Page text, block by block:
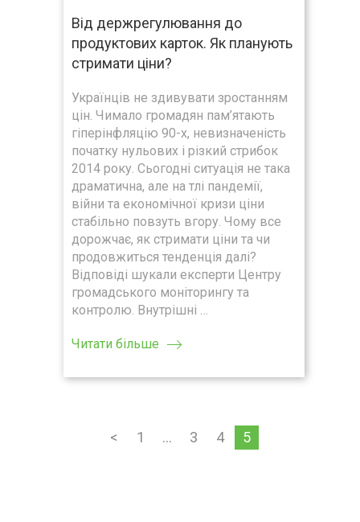
Від держрегулювання до
продуктових карток. Як планують
стримати ціни?
Українців не здивувати зростанням
цін. Чимало громадян пам’ятають
гіперінфляцію 90-х, невизначеність
початку нульових і різкий стрибок
2014 року. Сьогодні ситуація не така
драматична, але на тлі пандемії,
війни та економічної кризи ціни
стабільно повзуть вгору. Чому все
дорожчає, як стримати ціни та чи
продовжиться тенденція далі?
Відповіді шукали експерти Центру
громадського моніторингу та
контролю. Внутрішні …
Читати більше
< 1 … 3 4 5